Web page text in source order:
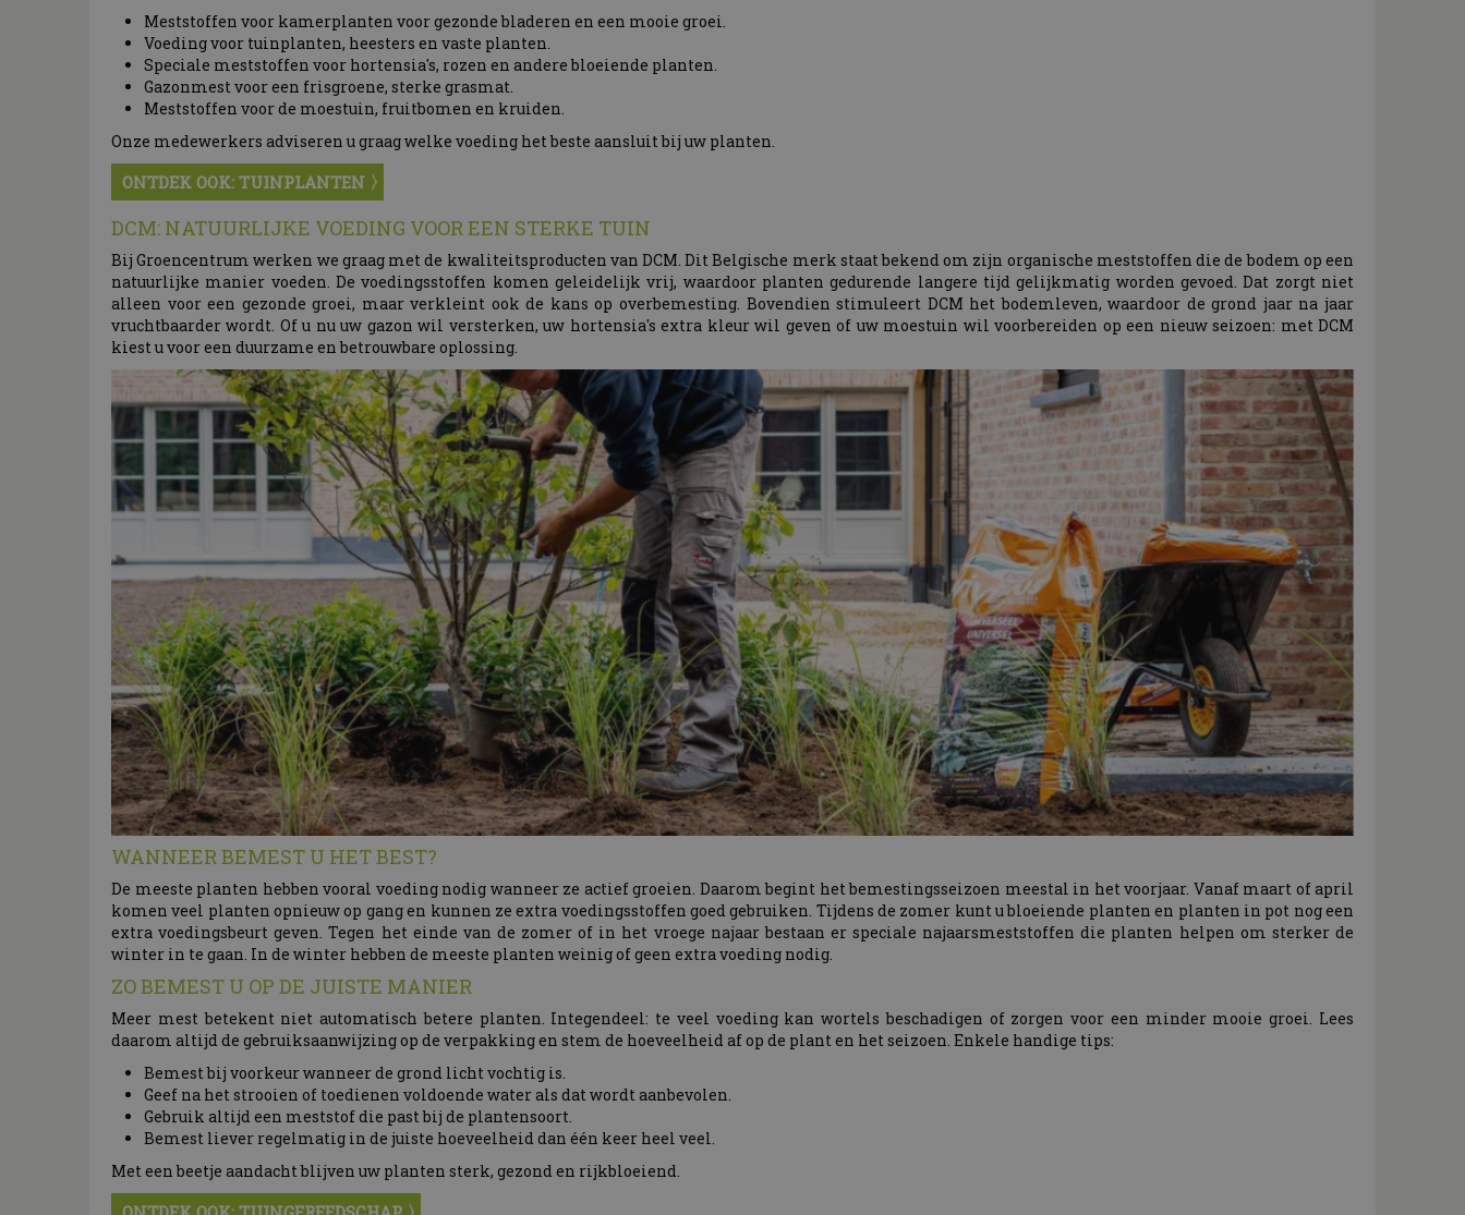
Meststoffen voor kamerplanten voor gezonde bladeren en een mooie groei.
Voeding voor tuinplanten, heesters en vaste planten.
Speciale meststoffen voor hortensia's, rozen en andere bloeiende planten.
Gazonmest voor een frisgroene, sterke grasmat.
Meststoffen voor de moestuin, fruitbomen en kruiden.
Onze medewerkers adviseren u graag welke voeding het beste aansluit bij uw planten.
ONTDEK OOK: TUINPLANTEN
DCM: NATUURLIJKE VOEDING VOOR EEN STERKE TUIN
Bij Groencentrum werken we graag met de kwaliteitsproducten van DCM. Dit Belgische merk staat bekend om zijn organische meststoffen die de bodem op een
natuurlijke manier voeden. De voedingsstoffen komen geleidelijk vrij, waardoor planten gedurende langere tijd gelijkmatig worden gevoed. Dat zorgt niet
alleen voor een gezonde groei, maar verkleint ook de kans op overbemesting. Bovendien stimuleert DCM het bodemleven, waardoor de grond jaar na jaar
vruchtbaarder wordt. Of u nu uw gazon wil versterken, uw hortensia's extra kleur wil geven of uw moestuin wil voorbereiden op een nieuw seizoen: met DCM
kiest u voor een duurzame en betrouwbare oplossing.
WANNEER BEMEST U HET BEST?
De meeste planten hebben vooral voeding nodig wanneer ze actief groeien. Daarom begint het bemestingsseizoen meestal in het voorjaar. Vanaf maart of april
komen veel planten opnieuw op gang en kunnen ze extra voedingsstoffen goed gebruiken. Tijdens de zomer kunt u bloeiende planten en planten in pot nog een
extra voedingsbeurt geven. Tegen het einde van de zomer of in het vroege najaar bestaan er speciale najaarsmeststoffen die planten helpen om sterker de
winter in te gaan. In de winter hebben de meeste planten weinig of geen extra voeding nodig.
ZO BEMEST U OP DE JUISTE MANIER
Meer mest betekent niet automatisch betere planten. Integendeel: te veel voeding kan wortels beschadigen of zorgen voor een minder mooie groei. Lees
daarom altijd de gebruiksaanwijzing op de verpakking en stem de hoeveelheid af op de plant en het seizoen. Enkele handige tips:
Bemest bij voorkeur wanneer de grond licht vochtig is.
Geef na het strooien of toedienen voldoende water als dat wordt aanbevolen.
Gebruik altijd een meststof die past bij de plantensoort.
Bemest liever regelmatig in de juiste hoeveelheid dan één keer heel veel.
Met een beetje aandacht blijven uw planten sterk, gezond en rijkbloeiend.